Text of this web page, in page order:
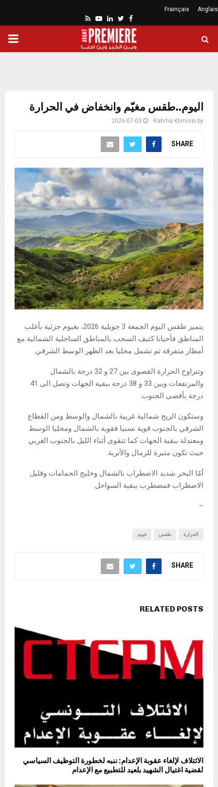
Anglais
Frainçais
Facebook
Twitter
Linkedin
Youtube
Rss
اليوم..طقس مغيّم وانخفاض في الحرارة
by
Rahma Khmissi
2026-07-03
SHARE
يتميز طقس اليوم الجمعة 3 جويلية 2026، بغيوم جزئية بأغلب
المناطق فأحيانا كثيف السحب بالمناطق الساحلية الشمالية مع
أمطار متفرقة ثم تشمل محليا بعد الظهر الوسط الشرقي.
وتتراوح الحرارة القصوى بين 27 و 32 درجة بالشمال
والمرتفعات وبين 33 و 38 درجة ببقية الجهات وتصل الى 41
درجة بأقصى الجنوب.
وستكون الريح شمالية غربية بالشمال والوسط ومن القطاع
الشرقي بالجنوب قوية نسبيا فقوية بالشمال ومحليا الوسط
ومعتدلة ببقية الجهات كما تتقوى أثناء الليل بالجنوب الغربي
حيث تكون مثيرة للرمال والأتربة.
أمّا البحر شديد الاضطراب بالشمال وخليج الحمامات وقليل
الاضطراب فمضطرب ببقية السواحل.
–
الحرارة طقس غيوم
SHARE
RELATED POSTS
الائتلاف لإلغاء عقوبة الإعدام: ننبه لخطورة التوظيف السياسي
لقضية اغتيال الشهيد بلعيد للتطبيع مع الإعدام